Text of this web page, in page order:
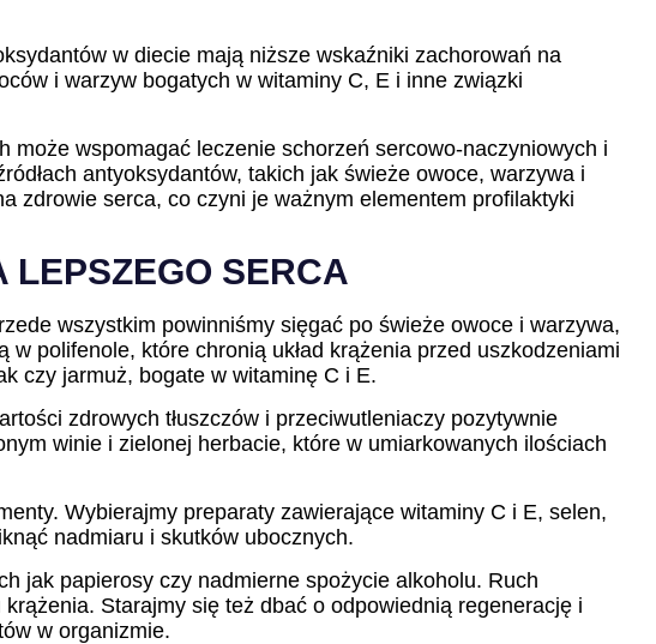
w diecie mają niższe wskaźniki zachorowań na
i warzyw bogatych w witaminy C, E i inne związki
wspomagać leczenie schorzeń sercowo-naczyniowych i
antyoksydantów, takich jak świeże owoce, warzywa i
zdrowie serca, co czyni je ważnym elementem profilaktyki
LEPSZEGO SERCA
wszystkim powinniśmy sięgać po świeże owoce i warzywa,
polifenole, które chronią układ krążenia przed uszkodzeniami
czy jarmuż, bogate w witaminę C i E.
zdrowych tłuszczów i przeciwutleniaczy pozytywnie
winie i zielonej herbacie, które w umiarkowanych ilościach
Wybierajmy preparaty zawierające witaminy C i E, selen,
nadmiaru i skutków ubocznych.
jak papierosy czy nadmierne spożycie alkoholu. Ruch
Starajmy się też dbać o odpowiednią regenerację i
w organizmie.